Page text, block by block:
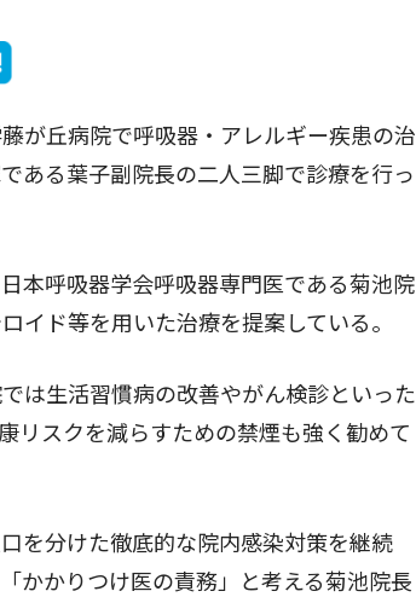
が丘病院で呼吸器・アレルギー疾患の治
ある葉子副院長の二人三脚で診療を行っ
本呼吸器学会呼吸器専門医である菊池院
イド等を用いた治療を提案している。
は生活習慣病の改善やがん検診といった
リスクを減らすための禁煙も強く勧めて
を分けた徹底的な院内感染対策を継続
かかりつけ医の責務」と考える菊池院長